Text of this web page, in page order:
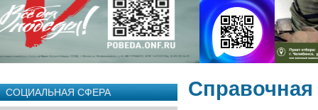
СОЦИАЛЬНАЯ СФЕРА